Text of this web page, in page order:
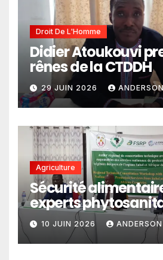
Droit De L'Homme
Didier Atoukouvi
rênes de la CTDDH
29 JUIN 2026 ANDERSON
Agriculture
Sécurité
experts
Sahel et d’Afrique
en conclave à Lomé
10 JUIN 2026 ANDERSON